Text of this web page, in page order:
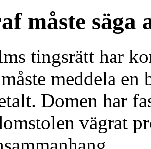
måste
tingsrätt har
meddela en
Domen har
vägrat